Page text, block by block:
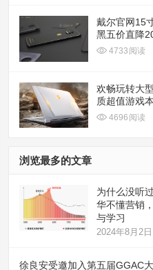
戴尔官网15
黑五价直降
4733 阅读
欢畅玩转大
质超值游戏
4696 阅读
浏览最多的文章
为什么没听
华不懂营销
与学习
2024年8月2日
徐良安受邀加入第五届GGAC